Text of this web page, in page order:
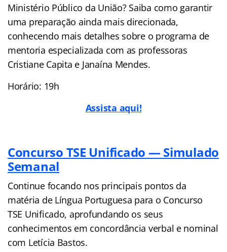
Ministério Público da União? Saiba como garantir
uma preparação ainda mais direcionada,
conhecendo mais detalhes sobre o programa de
mentoria especializada com as professoras
Cristiane Capita e Janaína Mendes.
Horário: 19h
Assista aqui!
Concurso TSE Unificado — Simulado
Semanal
Continue focando nos principais pontos da
matéria de Língua Portuguesa para o Concurso
TSE Unificado, aprofundando os seus
conhecimentos em concordância verbal e nominal
com Letícia Bastos.